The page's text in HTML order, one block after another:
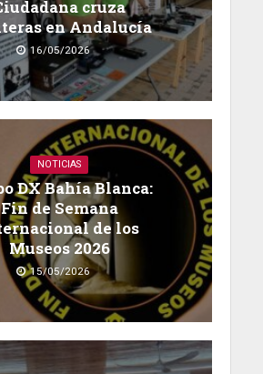
cruza
en Andalucía
16/05/2026
NOTICIAS
DX Bahía Blanca:
Fin de Semana
de los
Museos 2026
15/05/2026